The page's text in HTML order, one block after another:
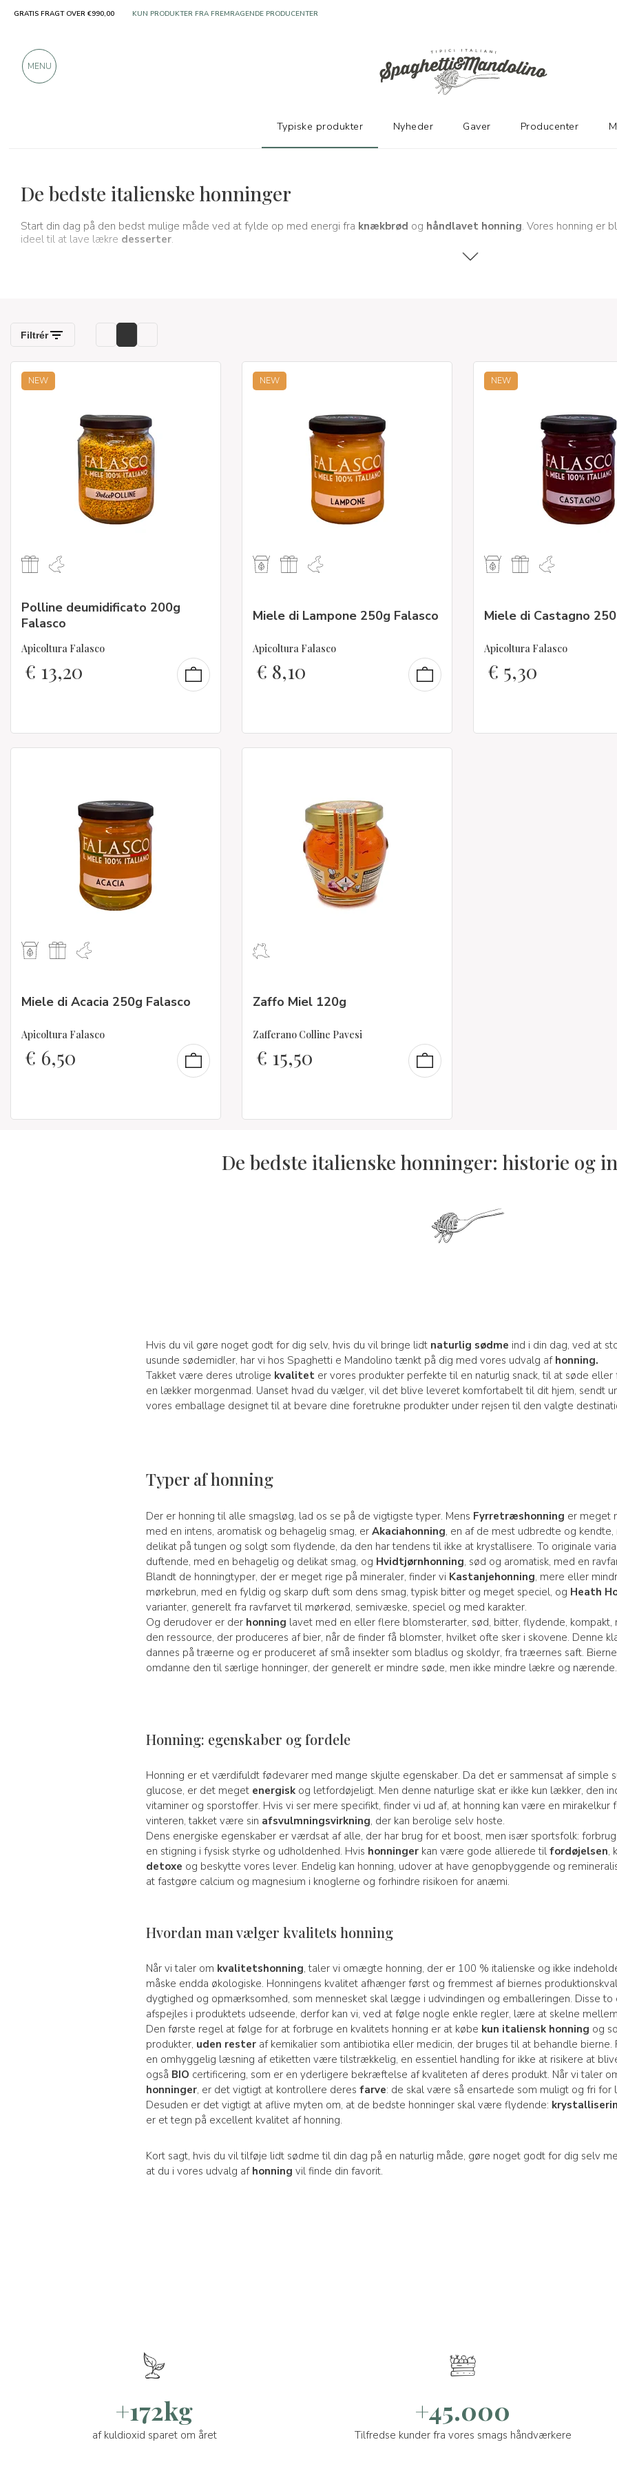
De bedste italienske honninger
Start din dag på den bedst mulige måde ved at fylde op med energi fra knækbrød og håndlavet honning. Vores honning er
ideel til at lave lækre desserter.
NEW
Polline deumidificato 200g
Falasco
Apicoltura Falasco
€ 13,20
NEW
Miele di Lampone 250g Falasco
Apicoltura Falasco
€ 8,10
NEW
Miele di Castagno
Apicoltura Falasco
€ 5,30
Miele di Acacia 250g Falasco
Apicoltura Falasco
€ 6,50
Zaffo Miel 120g
Zafferano Colline Pavesi
€ 15,50
De bedste italienske honninger: historie og
Hvis du vil gøre noget godt for dig selv, hvis du vil bringe lidt naturlig sødme ind i din dag, ved at
usunde sødemidler, har vi hos Spaghetti e Mandolino tænkt på dig med vores udvalg af honning.
Takket være deres utrolige kvalitet er vores produkter perfekte til en naturlig snack, til at søde
en lækker morgenmad. Uanset hvad du vælger, vil det blive leveret komfortabelt til dit hjem, sendt
vores emballage designet til at bevare dine foretrukne produkter under rejsen til den valgte
Typer af honning
Der er honning til alle smagsløg, lad os se på de vigtigste typer. Mens Fyrretræshonning er meget
med en intens, aromatisk og behagelig smag, erAkaciahonning, en af de mest udbredte og
delikat på tungen og solgt som flydende, da den har tendens til ikke at krystallisere. To originale
duftende, med en behagelig og delikat smag, og Hvidtjørnhonning, sød og aromatisk, med en
Blandt de honningtyper, der er meget rige på mineraler, finder vi Kastanjehonning, mere eller
mørkebrun, med en fyldig og skarp duft som dens smag, typisk bitter og meget speciel, og Heath
varianter, generelt fra ravfarvet til mørkerød, semivæske, speciel og med karakter.
Og derudover er der honning lavet med en eller flere blomsterarter, sød, bitter, flydende, kompakt,
den ressource, der produceres af bier, når de finder få blomster, hvilket ofte sker i skovene. Denne
dannes på træerne og er produceret af små insekter som bladlus og skoldyr, fra træernes saft.
omdanne den til særlige honninger, der generelt er mindre søde, men ikke mindre lækre og nærende.
Honning: egenskaber og fordele
Honning er et værdifuldt fødevarer med mange skjulte egenskaber. Da det er sammensat af simple
glucose, er det meget energisk og letfordøjeligt. Men denne naturlige skat er ikke kun lækker, den
vitaminer og sporstoffer. Hvis vi ser mere specifikt, finder vi ud af, at honning kan være en
vinteren, takket være sin afsvulmningsvirkning, der kan berolige selv hoste.
Dens energiske egenskaber er værdsat af alle, der har brug for et boost, men især sportsfolk:
en stigning i fysisk styrke og udholdenhed. Hvis honninger kan være gode allierede tilfordøjelsen,
detoxe og beskytte vores lever. Endelig kan honning, udover at have genopbyggende og
at fastgøre calcium og magnesium i knoglerne og forhindre risikoen for anæmi.
Hvordan man vælger kvalitets honning
Når vi taler om kvalitetshonning, taler vi omægte honning, der er 100 % italienske og ikke
måske endda økologiske. Honningens kvalitet afhænger først og fremmest af biernes
dygtighed og opmærksomhed, som mennesket skal lægge i udvindingen og emballeringen. Disse to
afspejles i produktets udseende, derfor kan vi, ved at følge nogle enkle regler, lære at skelne
Den første regel at følge for at forbruge en kvalitets honning er at købe kun italiensk honning og
produkter, uden rester af kemikalier som antibiotika eller medicin, der bruges til at behandle
en omhyggelig læsning af etiketten være tilstrækkelig, en essentiel handling for ikke at risikere at
også BIO certificering, som er en yderligere bekræftelse af kvaliteten af deres produkt. Når vi taler
honninger, er det vigtigt at kontrollere deresfarve: de skal være så ensartede som muligt og fri for
Desuden er det vigtigt at aflive myten om, at de bedste honninger skal være flydende:
er et tegn på excellent kvalitet af honning.
Kort sagt, hvis du vil tilføje lidt sødme til din dag på en naturlig måde, gøre noget godt for dig selv
at du i vores udvalg af honning vil finde din favorit.
+172kg
af kuldioxid sparet om året
+45.000
Tilfredse kunder fra vores smags håndværkere
GRATIS FRAGT OVER €990,00 OVER 900 POSITIVE ANMELDELSER
MENU
Typiske produkter Nyheder Gaver Producenter